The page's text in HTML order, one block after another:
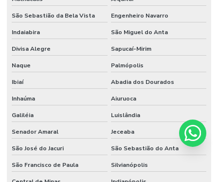
São Sebastião da Bela Vista Engenheiro Navarro
Indaiabira São Miguel do Anta
Divisa Alegre Sapucaí-Mirim
Naque Palmópolis
Ibiaí Abadia dos Dourados
Inhaúma Aiuruoca
Galiléia Luislândia
Senador Amaral Jeceaba
São José do Jacuri São Sebastião do Anta
São Francisco de Paula Silvianópolis